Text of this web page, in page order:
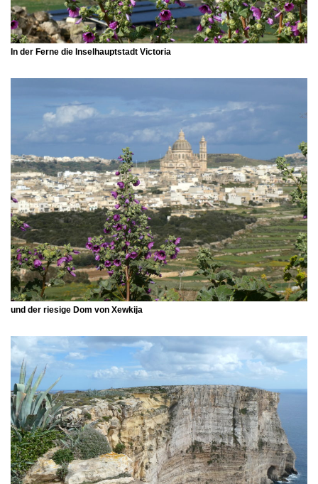
In der Ferne die Inselhauptstadt Victoria
und der riesige Dom von Xewkija